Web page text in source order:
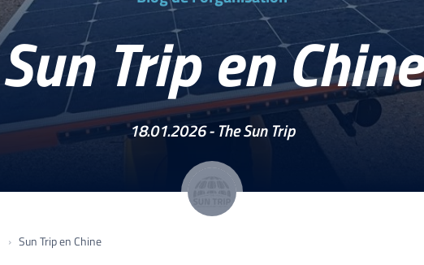
Sun Trip en Chine
18.01.2026 -The Sun Trip
Sun Trip en Chine